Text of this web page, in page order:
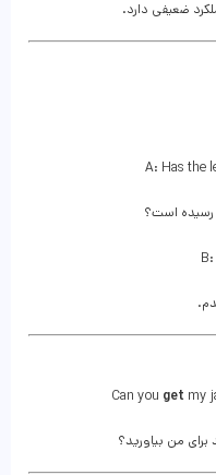
ضعیفی دارد.
A: Has the
رسیده است؟
B:
Can you get my
برای من بیاورید؟